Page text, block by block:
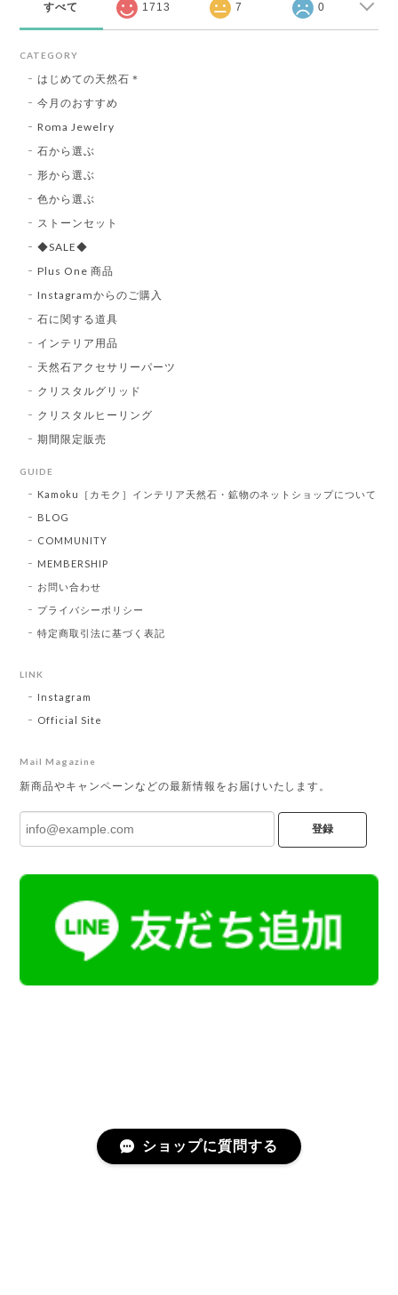
すべて 1713 7 0
CATEGORY
はじめての天然石＊
今月のおすすめ
Roma Jewelry
石から選ぶ
形から選ぶ
色から選ぶ
ストーンセット
◆SALE◆
Plus One 商品
Instagramからのご購入
石に関する道具
インテリア用品
天然石アクセサリーパーツ
クリスタルグリッド
クリスタルヒーリング
期間限定販売
GUIDE
Kamoku［カモク］インテリア天然石・鉱物のネットショップについて
BLOG
COMMUNITY
MEMBERSHIP
お問い合わせ
プライバシーポリシー
特定商取引法に基づく表記
LINK
Instagram
Official Site
Mail Magazine
新商品やキャンペーンなどの最新情報をお届けいたします。
登録
ショップに質問する